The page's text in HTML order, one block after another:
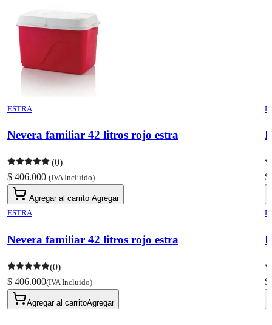
ESTRA
Nevera familiar 42 litros rojo estra
(0)
$ 406.000 (IVA Incluido)
Agregar al carrito Agregar
ESTRA
Nevera familiar 42 litros rojo estra
(0)
$ 406.000(IVA Incluido)
Agregar al carritoAgregar
$
$